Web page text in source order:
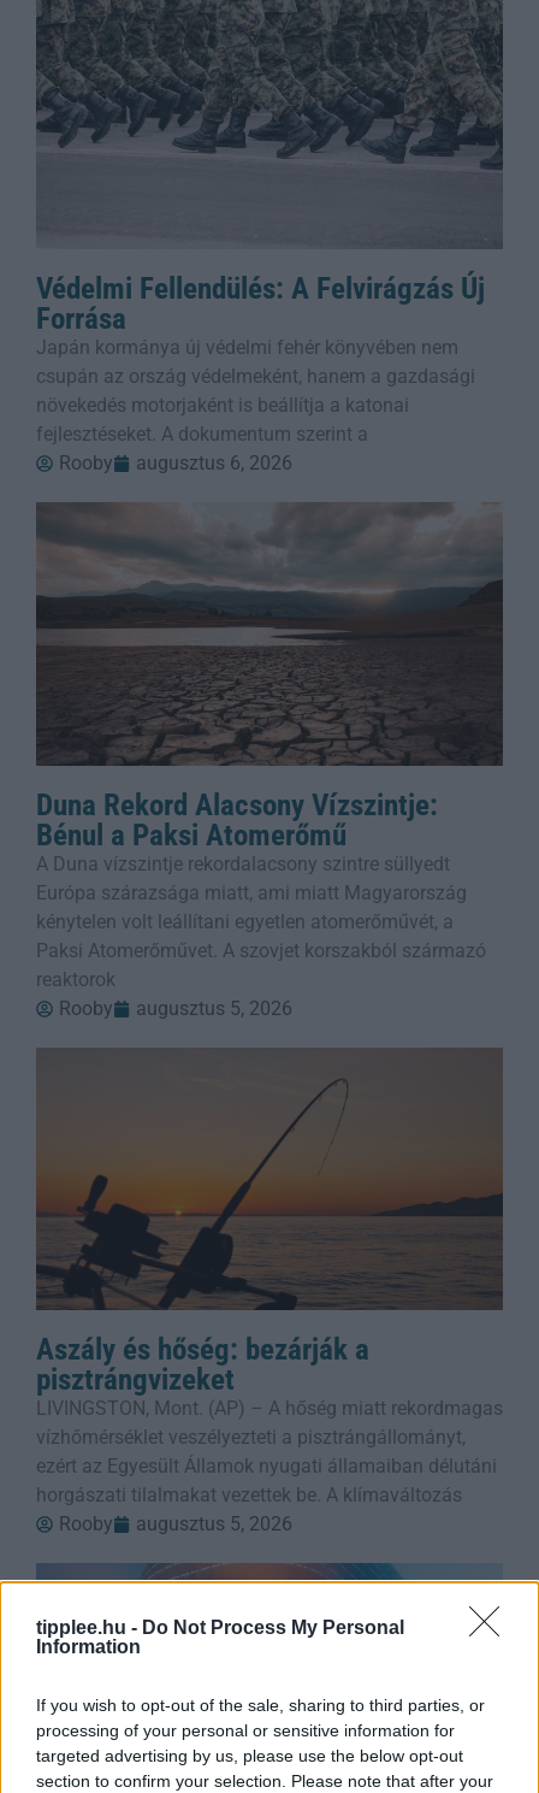
tipplee.hu - Do Not Process My Personal
Information
If you wish to opt-out of the sale, sharing to third parties, or
processing of your personal or sensitive information for
targeted advertising by us, please use the below opt-out
section to confirm your selection. Please note that after your
Védelmi Fellendülés: A Felvirágzás Új
Forrása
Japán kormánya új védelmi fehér könyvében nem
csupán az ország védelmeként, hanem a gazdasági
növekedés motorjaként is beállítja a katonai
fejlesztéseket. A dokumentum szerint a
Rooby
augusztus 6, 2026
Duna Rekord Alacsony Vízszintje:
Bénul a Paksi Atomerőmű
A Duna vízszintje rekordalacsony szintre süllyedt
Európa szárazsága miatt, ami miatt Magyarország
kénytelen volt leállítani egyetlen atomerőművét, a
Paksi Atomerőművet. A szovjet korszakból származó
reaktorok
Rooby
augusztus 5, 2026
Aszály és hőség: bezárják a
pisztrángvizeket
LIVINGSTON, Mont. (AP) – A hőség miatt rekordmagas
vízhőmérséklet veszélyezteti a pisztrángállományt,
ezért az Egyesült Államok nyugati államaiban délutáni
horgászati tilalmakat vezettek be. A klímaváltozás
Rooby
augusztus 5, 2026